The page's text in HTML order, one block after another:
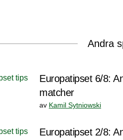
Andra
Europatipset 6/8:
matcher
av Kamil Sytniowski
Europatipset 2/8: